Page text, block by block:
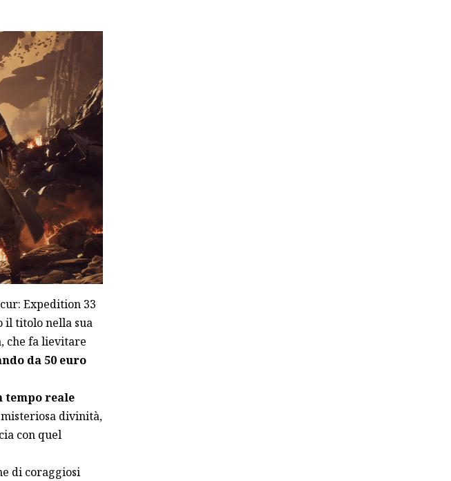
Expedition 33
il titolo nella sua
che fa lievitare
da 50 euro
tempo reale
divinità,
con quel
di coraggiosi